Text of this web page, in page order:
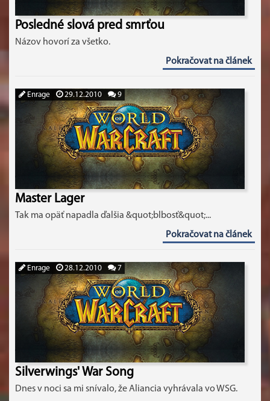
Posledné slová pred smrťou
Názov hovorí za všetko.
Pokračovat na článek
Enrage 29.12.2010 9
Master Lager
Tak ma opäť napadla ďalšia &quot;blbosť&quot;...
Pokračovat na článek
Enrage 28.12.2010 7
Silverwings' War Song
Dnes v noci sa mi snívalo, že Aliancia vyhrávala vo WSG.